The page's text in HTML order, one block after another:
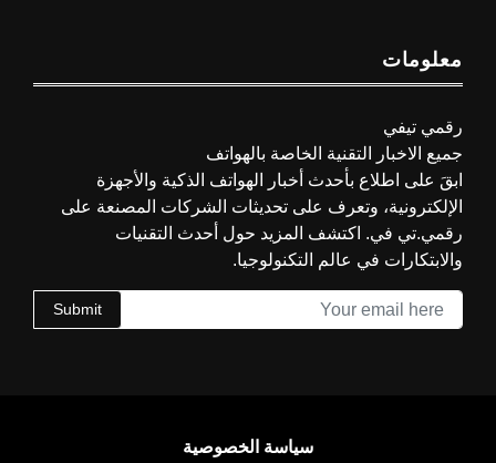
معلومات
رقمي تيفي
جميع الاخبار التقنية الخاصة بالهواتف
ابقَ على اطلاع بأحدث أخبار الهواتف الذكية والأجهزة
الإلكترونية، وتعرف على تحديثات الشركات المصنعة على
رقمي.تي في. اكتشف المزيد حول أحدث التقنيات
والابتكارات في عالم التكنولوجيا.
Submit
سياسة الخصوصية